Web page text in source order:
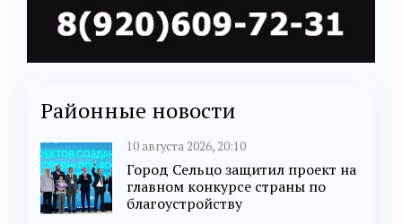
Районные новости
10 августа 2026, 20:10
Город Сельцо защитил проект на
главном конкурсе страны по
благоустройству